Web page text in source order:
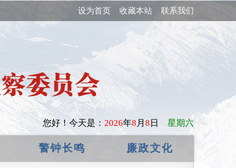
设为首页 收藏本站 联系我们
您好！ 今天是： 2026年8 月 8 日 星期六
警钟长鸣 廉政文化